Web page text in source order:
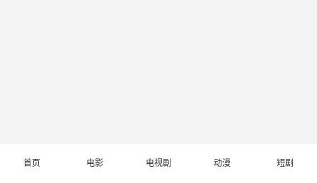
首页 电影 电视剧 动漫 短剧